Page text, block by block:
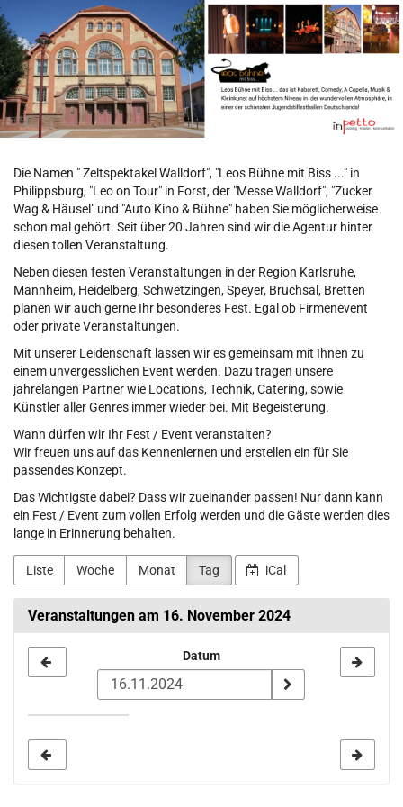
Haupt-
Inhalt
springen
X
-
LeosBühne
/
inpetto
Veranstaltungsagentur
Die Namen " Zeltspektakel Walldorf", "Leos Bühne mit Biss ..." in
Philippsburg, "Leo on Tour" in Forst, der "Messe Walldorf", "Zucker
Wag & Häusel" und "Auto Kino & Bühne" haben Sie möglicherweise
schon mal gehört. Seit über 20 Jahren sind wir die Agentur hinter
diesen tollen Veranstaltung.
Neben diesen festen Veranstaltungen in der Region Karlsruhe,
Mannheim, Heidelberg, Schwetzingen, Speyer, Bruchsal, Bretten
planen wir auch gerne Ihr besonderes Fest. Egal ob Firmenevent
oder private Veranstaltungen.
Mit unserer Leidenschaft lassen wir es gemeinsam mit Ihnen zu
einem unvergesslichen Event werden. Dazu tragen unsere
jahrelangen Partner wie Locations, Technik, Catering, sowie
Künstler aller Genres immer wieder bei. Mit Begeisterung.
Wann dürfen wir Ihr Fest / Event veranstalten?
Wir freuen uns auf das Kennenlernen und erstellen ein für Sie
passendes Konzept.
Das Wichtigste dabei? Dass wir zueinander passen! Nur dann kann
ein Fest / Event zum vollen Erfolg werden und die Gäste werden dies
lange in Erinnerung behalten.
Liste Woche Monat Tag iCal
Veranstaltungen am 16. November 2024
zur
Anzeige
Datum